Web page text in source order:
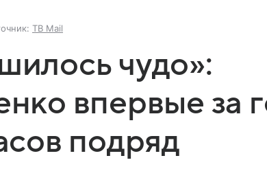
ТВ Mail
чудо»:
впервые за
подряд